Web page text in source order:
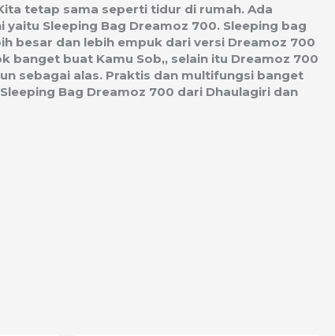
tetap sama seperti tidur di rumah. Ada
Sleeping Bag Dreamoz 700. Sleeping bag
besar dan lebih empuk dari versi Dreamoz 700
banget buat Kamu Sob,, selain itu Dreamoz 700
sebagai alas. Praktis dan multifungsi banget
Bag Dreamoz 700 dari Dhaulagiri dan